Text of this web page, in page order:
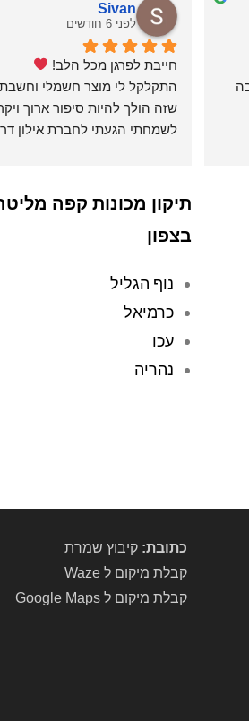
Sivan
לפני 6 חודשים
חייבת לפרגן מכל הלב!
(תרתי משמע
תיקון מכונות קפה
בצפון
נוף הגליל
כרמיאל
עכו
נהריה
כתובת: קיבוץ שמרת
קבלת מיקום ל Waze
קבלת מיקום ל Google Maps